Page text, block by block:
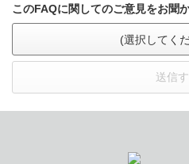
このFAQに関してのご意見をお聞か
(選択してく
送信